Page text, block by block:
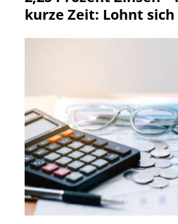
kurze Zeit: Lohnt sich